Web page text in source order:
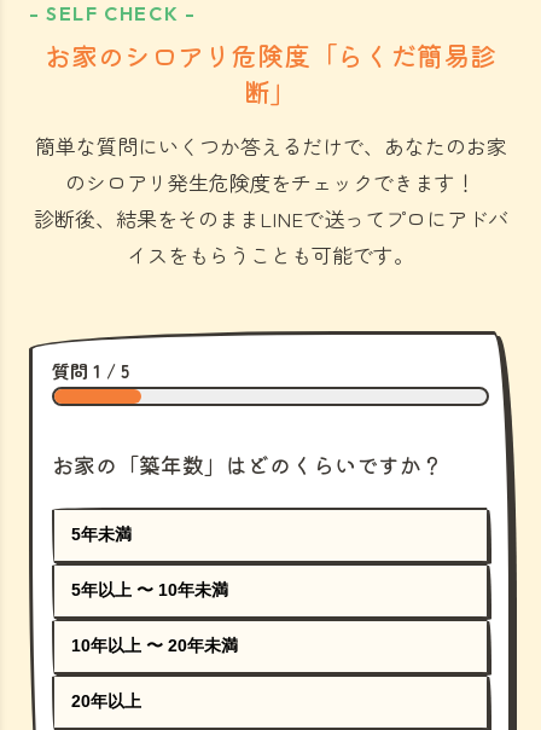
- SELF CHECK -
お家のシロアリ危険度「らくだ簡易診
断」
簡単な質問にいくつか答えるだけで、あなたのお家
のシロアリ発生危険度をチェックできます！
診断後、結果をそのままLINEで送ってプロにアドバ
イスをもらうことも可能です。
質問 1 / 5
お家の「築年数」はどのくらいですか？
5年未満
5年以上 〜 10年未満
10年以上 〜 20年未満
20年以上